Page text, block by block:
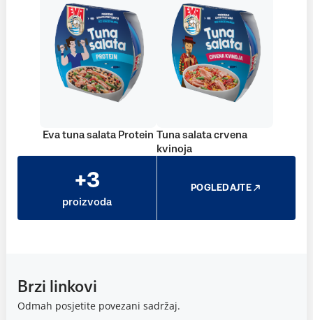
Eva tuna salata Protein Tuna salata crvena
kvinoja
+3
proizvoda
POGLEDAJTE
Brzi linkovi
Odmah posjetite povezani sadržaj.